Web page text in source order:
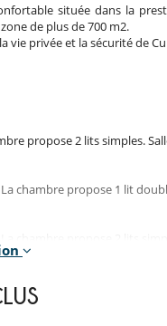
située dans la
de plus de 700 m2.
vie privée et la sécurité de
propose 2 lits simples.
chambre propose 1 lit
chambre propose 1 lit